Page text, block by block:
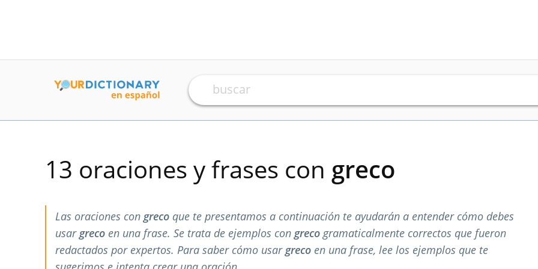
13 oraciones y frases con greco
Las oraciones con greco que te presentamos a continuación te ayudarán a entender cómo debes
usargreco en una frase. Se trata de ejemplos con grecogramaticalmente correctos que fueron
redactados por expertos. Para saber cómo usargreco en una frase, lee los ejemplos que te